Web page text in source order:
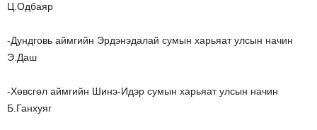
Ц.Одбаяр
-Дундговь аймгийн Эрдэнэдалай сумын харьяат улсын начин
Э.Даш
-Хөвсгөл аймгийн Шинэ-Идэр сумын харьяат улсын начин
Б.Ганхуяг